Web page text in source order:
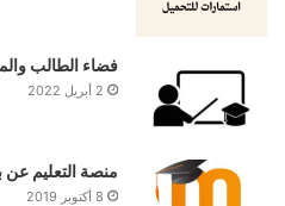
فضاء الطالب
2 أبريل 2022
منصة التعليم عن
8 أكتوبر 2019